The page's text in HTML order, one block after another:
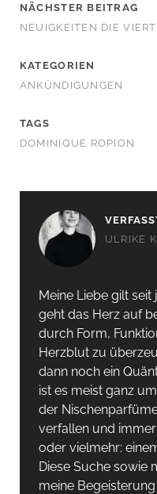
NÄCHSTER BEITRAG
NEUIGKEITEN DIE
KATEGORIEN
ANKÜNDIGUNGEN
TAGS
DOMINIQUE ROPION
ULRIKE
Meine Liebe gilt
geht das Herz auf
durch Form,
Herzblut zu
dann noch ein
ist es meist ganz
der
verfallen und
oder vielmehr:
Diese Suche sowie
meine